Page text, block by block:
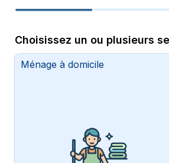
Choisissez un ou plusieurs
Ménage à domicile